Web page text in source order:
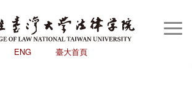
ENG 臺大首頁
You are here: 首頁 最新消息